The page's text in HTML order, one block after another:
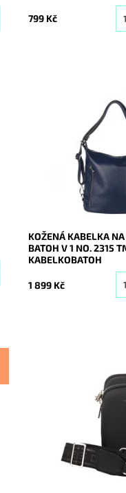
799 Kč
Kabelka na rameno
provedení v
Moderní italský
každé ženy.
Dostupnost:
20683
Vera
2 roky
KOŽENÁ KABELKA
BATOH V 1 NO. 2315
KABELKOBATOH
1 899 Kč
Moderní
kabelka David Jones
využívaná na nošení
a vybraných dokladů.
Skladem
20444
Značka:
David
2 roky